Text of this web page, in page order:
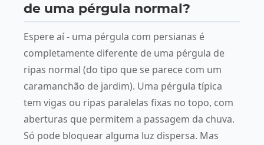
de uma pérgula normal?
Espere aí - uma pérgula com persianas é
completamente diferente de uma pérgula de
ripas normal (do tipo que se parece com um
caramanchão de jardim). Uma pérgula típica
tem vigas ou ripas paralelas fixas no topo, com
aberturas que permitem a passagem da chuva.
Só pode bloquear alguma luz dispersa. Mas